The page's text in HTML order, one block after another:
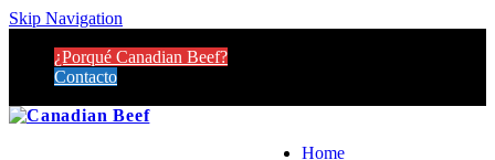
Skip Navigation
¿Porqué Canadian Beef?
Contacto
Home